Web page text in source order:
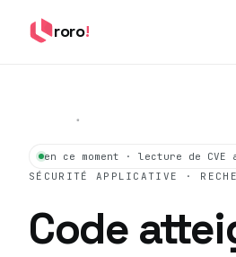
roro!
en ce moment · lecture de CVE
SÉCURITÉ APPLICATIVE ·
Code